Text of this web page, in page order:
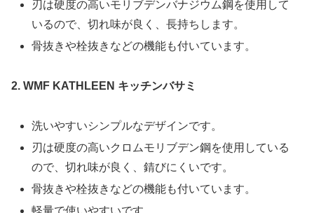
刃は硬度の高いモリブデンバナジウム鋼を使用して
いるので、切れ味が良く、長持ちします。
骨抜きや栓抜きなどの機能も付いています。
2. WMF KATHLEEN キッチンバサミ
洗いやすいシンプルなデザインです。
刃は硬度の高いクロムモリブデン鋼を使用している
ので、切れ味が良く、錆びにくいです。
骨抜きや栓抜きなどの機能も付いています。